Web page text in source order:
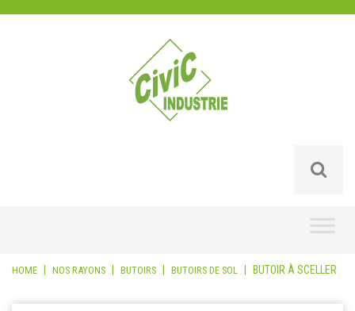
HOME NOS RAYONS BUTOIRS BUTOIRS DE SOL BUTOIR À SCELLER